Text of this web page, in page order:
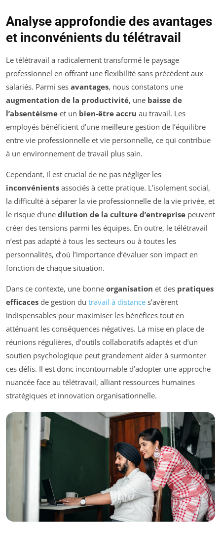
Analyse approfondie des avantages
et inconvénients du télétravail
Le télétravail a radicalement transformé le paysage
professionnel en offrant une flexibilité sans précédent aux
salariés. Parmi ses avantages, nous constatons une
augmentation de la productivité, une baisse de
l’absentéisme et un bien-être accru au travail. Les
employés bénéficient d’une meilleure gestion de l’équilibre
entre vie professionnelle et vie personnelle, ce qui contribue
à un environnement de travail plus sain.
Cependant, il est crucial de ne pas négliger les
inconvénients associés à cette pratique. L’isolement social,
la difficulté à séparer la vie professionnelle de la vie privée, et
le risque d’une dilution de la culture d’entreprise peuvent
créer des tensions parmi les équipes. En outre, le télétravail
n’est pas adapté à tous les secteurs ou à toutes les
personnalités, d’où l’importance d’évaluer son impact en
fonction de chaque situation.
Dans ce contexte, une bonne organisation et des pratiques
efficaces de gestion du travail à distance s’avèrent
indispensables pour maximiser les bénéfices tout en
atténuant les conséquences négatives. La mise en place de
réunions régulières, d’outils collaboratifs adaptés et d’un
soutien psychologique peut grandement aider à surmonter
ces défis. Il est donc incontournable d’adopter une approche
nuancée face au télétravail, alliant ressources humaines
stratégiques et innovation organisationnelle.